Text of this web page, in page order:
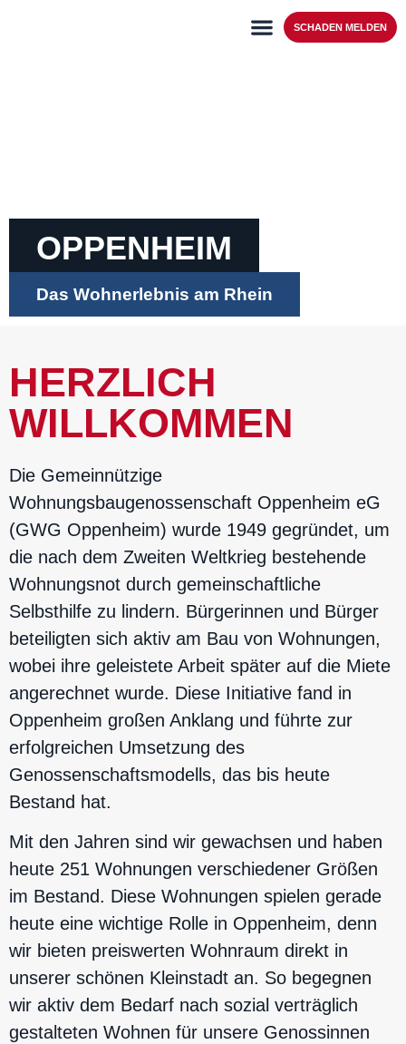
SCHADEN MELDEN
OPPENHEIM
Das Wohnerlebnis am Rhein
HERZLICH
WILLKOMMEN
Die Gemeinnützige
Wohnungsbaugenossenschaft Oppenheim eG
(GWG Oppenheim) wurde 1949 gegründet, um
die nach dem Zweiten Weltkrieg bestehende
Wohnungsnot durch gemeinschaftliche
Selbsthilfe zu lindern. Bürgerinnen und Bürger
beteiligten sich aktiv am Bau von Wohnungen,
wobei ihre geleistete Arbeit später auf die Miete
angerechnet wurde. Diese Initiative fand in
Oppenheim großen Anklang und führte zur
erfolgreichen Umsetzung des
Genossenschaftsmodells, das bis heute
Bestand hat.
Mit den Jahren sind wir gewachsen und haben
heute 251 Wohnungen verschiedener Größen
im Bestand. Diese Wohnungen spielen gerade
heute eine wichtige Rolle in Oppenheim, denn
wir bieten preiswerten Wohnraum direkt in
unserer schönen Kleinstadt an. So begegnen
wir aktiv dem Bedarf nach sozial verträglich
gestalteten Wohnen für unsere Genossinnen